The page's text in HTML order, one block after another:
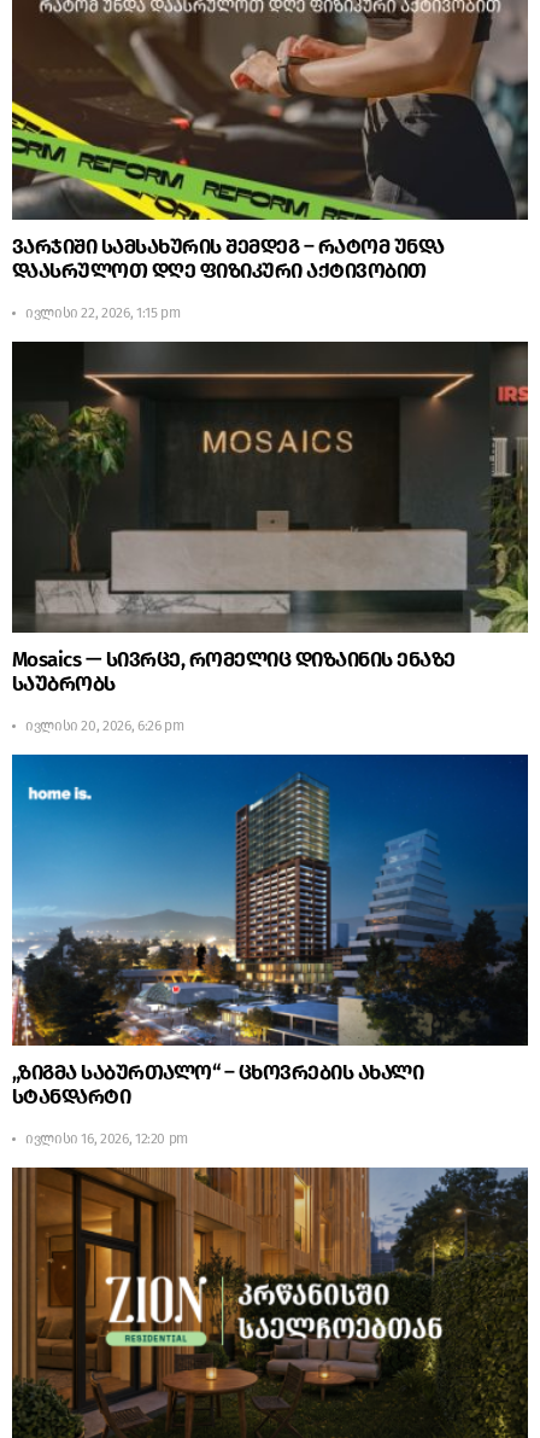
ვარჯიში სამსახურის შემდეგ – რატომ უნდა
დაასრულოთ დღე ფიზიკური აქტივობით
ივლისი 22, 2026, 1:15 pm
Mosaics — სივრცე, რომელიც დიზაინის ენაზე
საუბრობს
ივლისი 20, 2026, 6:26 pm
„ზიგმა საბურთალო“ – ცხოვრების ახალი
სტანდარტი
ივლისი 16, 2026, 12:20 pm